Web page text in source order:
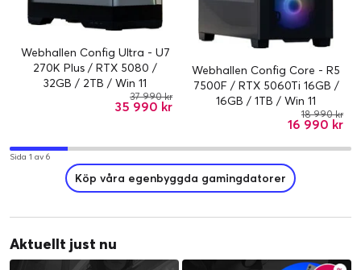
Webhallen Config Ultra - U7
270K Plus / RTX 5080 /
32GB / 2TB / Win 11
35 990 kr
37 990 kr
Webhallen Config Core - R5
7500F / RTX 5060Ti 16GB /
16GB / 1TB / Win 11
16 990 kr
18 990 kr
Sida 1 av 6
Köp våra egenbyggda gamingdatorer
Aktuellt just nu